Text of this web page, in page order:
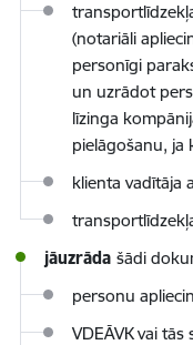
(notariāli
personīgi
un uzrādot
līzinga
pielāgošanu, ja
klienta vadītāja
jāuzrāda šādi
personu
VDEĀVK vai